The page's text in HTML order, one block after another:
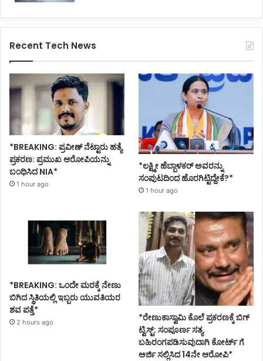
Recent Tech News
*BREAKING: ಪ್ರವೀಣ್ ನೆಟ್ಟಾರು ಹತ್ಯೆ
ಪ್ರಕರಣ: ಪ್ರಮುಖ ಆರೋಪಿಯನ್ನು
ಬಂಧಿಸಿದ NIA*
1 hour ago
*ಲಕ್ಷ್ಮೀ ಹೆಬ್ಬಾಳಕರ್ ಅವರನ್ನು
ಸಂಪುಟದಿಂದ ಹೊರಗಿಟ್ಟಿದ್ದೇಕೆ?*
1 hour ago
*BREAKING: ಒಂದೇ ಮರಕ್ಕೆ ನೇಣು
ಬಿಗಿದ ಸ್ಥಿತಿಯಲ್ಲಿ ಇಬ್ಬರು ಯುವತಿಯರ
ಶವ ಪತ್ತೆ*
2 hours ago
*ರೇಣುಕಾಸ್ವಾಮಿ ಕೊಲೆ ಪ್ರಕರಣಕ್ಕೆ ಬಿಗ್
ಟ್ವಿಸ್ಟ್: ಸಂಪೂರ್ಣ ಸತ್ಯ
ಬಹಿರಂಗಪಡಿಸುವುದಾಗಿ ಕೋರ್ಟ್ ಗೆ
ಅರ್ಜಿ ಸಲ್ಲಿಸಿದ 14ನೇ ಆರೋಪಿ*